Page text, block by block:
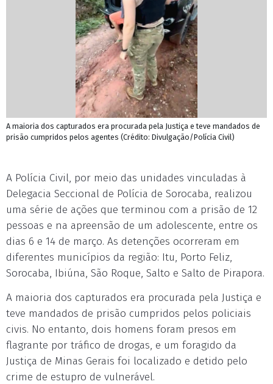
A maioria dos capturados era procurada pela Justiça e teve mandados de
prisão cumpridos pelos agentes (Crédito: Divulgação/Polícia Civil)
A Polícia Civil, por meio das unidades vinculadas à
Delegacia Seccional de Polícia de Sorocaba, realizou
uma série de ações que terminou com a prisão de 12
pessoas e na apreensão de um adolescente, entre os
dias 6 e 14 de março. As detenções ocorreram em
diferentes municípios da região: Itu, Porto Feliz,
Sorocaba, Ibiúna, São Roque, Salto e Salto de Pirapora.
A maioria dos capturados era procurada pela Justiça e
teve mandados de prisão cumpridos pelos policiais
civis. No entanto, dois homens foram presos em
flagrante por tráfico de drogas, e um foragido da
Justiça de Minas Gerais foi localizado e detido pelo
crime de estupro de vulnerável.